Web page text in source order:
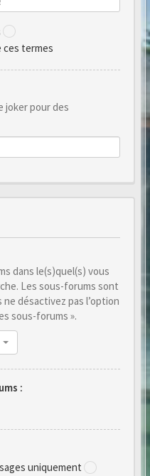
ces termes
joker pour des
dans le(s)quel(s) vous
Les sous-forums sont
désactivez pas l’option
sous-forums ».
:
uniquement